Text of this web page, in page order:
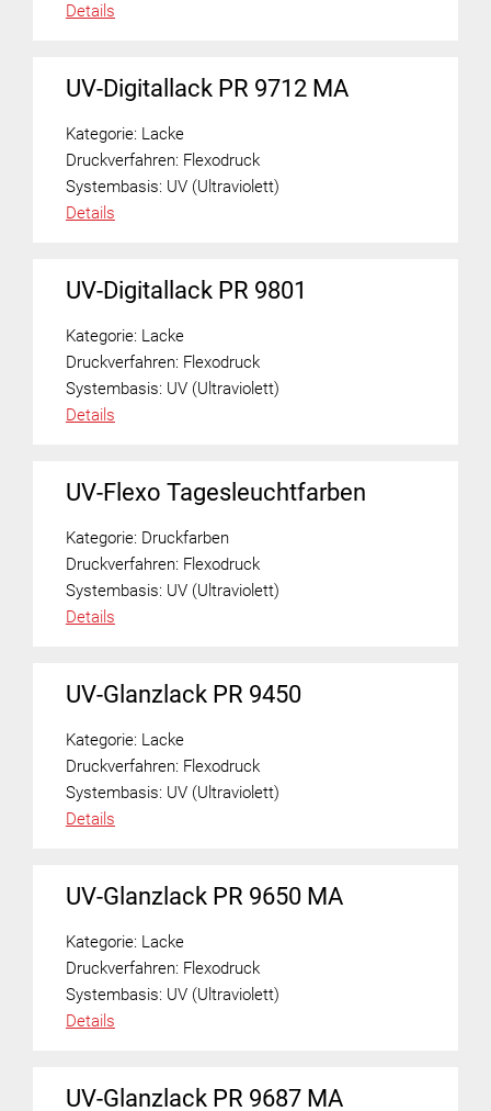
Details
UV-Digitallack PR 9712 MA
Kategorie: Lacke
Druckverfahren: Flexodruck
Systembasis: UV (Ultraviolett)
Details
UV-Digitallack PR 9801
Kategorie: Lacke
Druckverfahren: Flexodruck
Systembasis: UV (Ultraviolett)
Details
UV-Flexo Tagesleuchtfarben
Kategorie: Druckfarben
Druckverfahren: Flexodruck
Systembasis: UV (Ultraviolett)
Details
UV-Glanzlack PR 9450
Kategorie: Lacke
Druckverfahren: Flexodruck
Systembasis: UV (Ultraviolett)
Details
UV-Glanzlack PR 9650 MA
Kategorie: Lacke
Druckverfahren: Flexodruck
Systembasis: UV (Ultraviolett)
Details
UV-Glanzlack PR 9687 MA